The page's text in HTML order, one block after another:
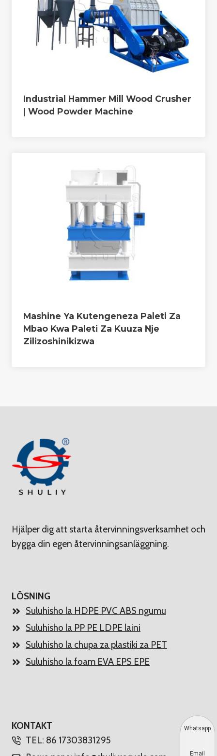
Industrial Hammer Mill Wood Crusher
| Wood Powder Machine
Mashine Ya Kutengeneza Paleti Za
Mbao Kwa Paleti Za Kuuza Nje
Zilizoshinikizwa
Hjälper dig att starta återvinningsverksamhet och
bygga din egen återvinningsanläggning.
LÖSNING
Suluhisho la HDPE PVC ABS ngumu
Suluhisho la PP PE LDPE laini
Suluhisho la chupa za plastiki za PET
Suluhisho la foam EVA EPS EPE
KONTAKT
TEL: 86 17303831295
Whatsapp
Email